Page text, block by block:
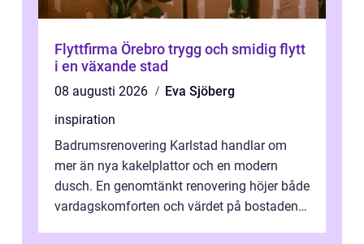
Flyttfirma Örebro trygg och smidig flytt
i en växande stad
08 augusti 2026
Eva Sjöberg
inspiration
Badrumsrenovering Karlstad handlar om
mer än nya kakelplattor och en modern
dusch. En genomtänkt renovering höjer både
vardagskomforten och värdet på bostaden.